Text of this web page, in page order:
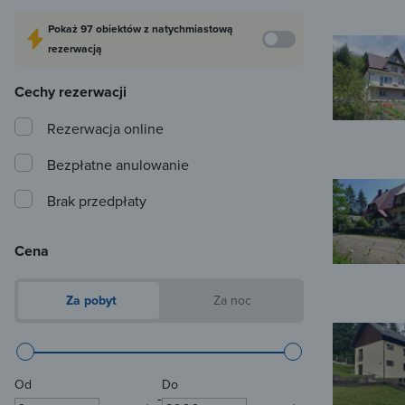
Pokaż97 obiektówz natychmiastową
rezerwacją
Cechy rezerwacji
Rezerwacja online
Bezpłatne anulowanie
Brak przedpłaty
Cena
Za pobyt Za noc
Od
-
Do